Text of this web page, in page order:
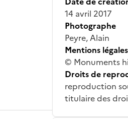
14 avril 2017
Photographe
Peyre, Alain
Mentions légales
© Monuments
Droits de
reproduction
titulaire des